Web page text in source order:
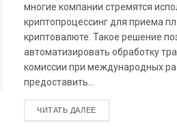
многие компании стремятся
криптопроцессинг для приема
криптовалюте. Такое решение
автоматизировать обработку
комиссии при международных
предоставить...
ЧИТАТЬ ДАЛЕЕDETAILS